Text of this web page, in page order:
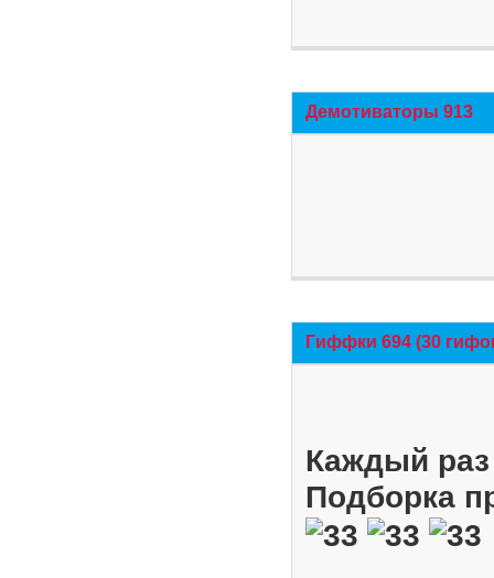
Демотиваторы 913
Гиффки 694 (30
Каждый
Подборка